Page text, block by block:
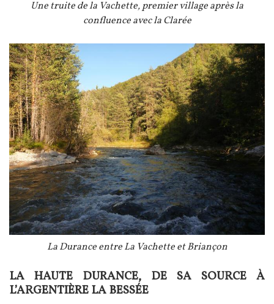
LégendeUne truite de la Vachette, premier village après la
confluence avec la Clarée
Image
La Durance entre La Vachette et Briançon
Texte
LA HAUTE DURANCE, DE SA SOURCE À
L’ARGENTIÈRE LA BESSÉE